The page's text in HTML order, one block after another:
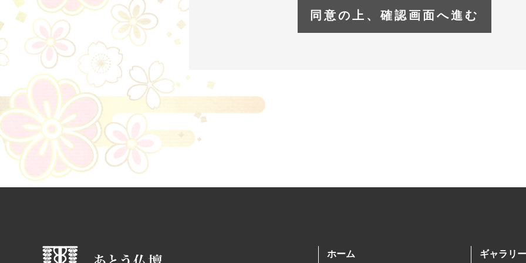
ウェブサイト上で取得する個人情報について
当社が皆様から取得した個人情報は、次の目的においてのみ利用いたします。
お見積もり依頼・ご依頼に関するご連絡等
提供について本人の同意がある場合
国の機関若しくは地方公共団体又はその委託を受けた者が、法令の定める事務を遂
ホーム ギャラリー